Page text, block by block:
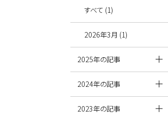
すべて (1)
2026年3月 (1)
2025年の記事
2024年の記事
2023年の記事